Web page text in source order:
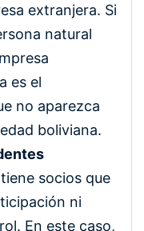
extranjera. Si
natural
es el
no aparezca
boliviana.
socios que
ni
En este caso,